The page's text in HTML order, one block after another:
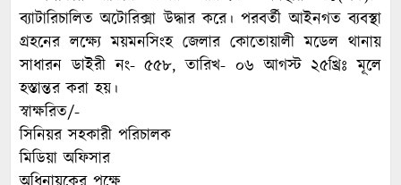
ব্যাটারিচালিত অটোরিক্সা উদ্ধার করে। পরবর্তী আইনগত ব্যবস্থা
গ্রহনের লক্ষ্যে ময়মনসিংহ জেলার কোতোয়ালী মডেল থানায়
সাধারন ডাইরী নং- ৫৫৮, তারিখ- ০৬ আগস্ট ২৫খ্রিঃ মূলে
হস্তান্তর করা হয়।
স্বাক্ষরিত/-
সিনিয়র সহকারী পরিচালক
মিডিয়া অফিসার